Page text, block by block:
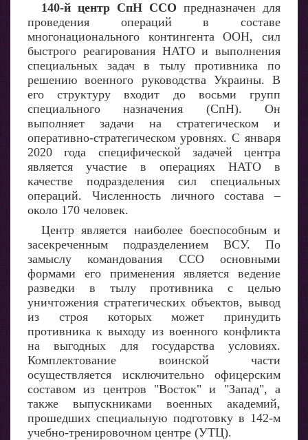
140-й центр СпН ССО предназначен для
проведения операций в составе
многонационального контингента ООН, сил
быстрого реагирования НАТО и выполнения
специальных задач в тылу противника по
решению военного руководства Украины. В
его структуру входит до восьми групп
специального назначения (СпН). Он
выполняет задачи на стратегическом и
оперативно-стратегическом уровнях. С января
2020 года специфической задачей центра
является участие в операциях НАТО в
качестве подразделения сил специальных
операций. Численность личного состава –
около 170 человек.
Центр является наиболее боеспособным и
засекреченным подразделением ВСУ. По
замыслу командования ССО основными
формами его применения является ведение
разведки в тылу противника с целью
уничтожения стратегических объектов, вывод
из строя которых может принудить
противника к выходу из военного конфликта
на выгодных для государства условиях.
Комплектование воинской части
осуществляется исключительно офицерским
составом из центров "Восток" и "Запад", а
также выпускниками военных академий,
прошедших специальную подготовку в 142-м
учебно-тренировочном центре (УТЦ).